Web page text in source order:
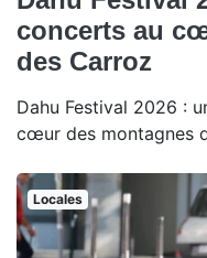
concerts au
des Carroz
Dahu Festival 2026 :
cœur des montagnes
Locales